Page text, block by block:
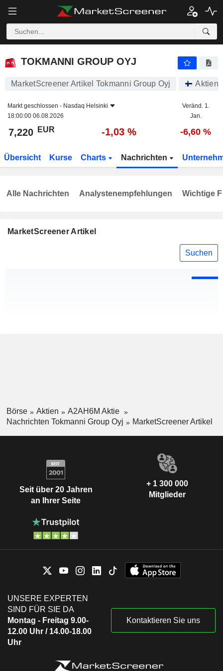
TOKMANNI GROUP OYJ
TOKMANNI GROUP OYJ
MarketScreener Artikel Tokmanni Group Oyj Aktien
Markt geschlossen - Nasdaq Helsinki
18:00:00 06.08.2026
Veränd. 1.
Jan.
7,220 EUR -1,03 % -6,60 %
Übersicht Kurse Charts Nachrichten
MarketScreener Artikel
Suchen
Alle Nachrichten Analystenempfehlungen Wichtige
Börse Aktien
A2AH6M Aktie
Nachrichten Tokmanni Group Oyj
MarketScreener Artikel
Seit über 20 Jahren
an Ihrer Seite
+ 1 300 000
Mitglieder
UNSERE EXPERTEN
SIND FÜR SIE DA
Montag - Freitag 9.00-
12.00 Uhr / 14.00-18.00
Uhr
Kontaktieren Sie uns